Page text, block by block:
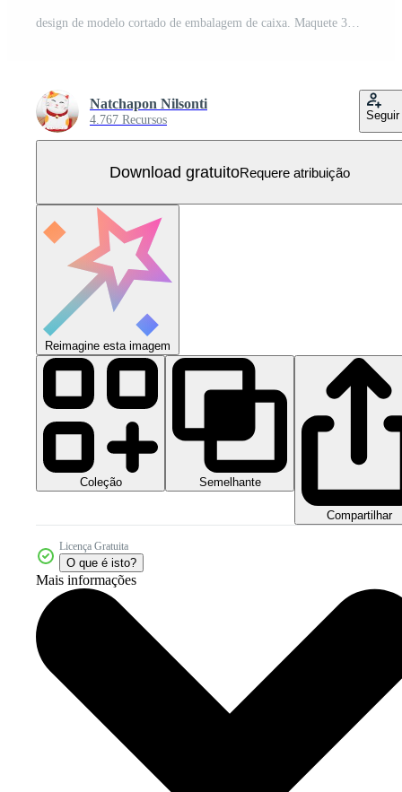
design de modelo cortado de embalagem de caixa. Maquete 3D Vetor Grátis
Natchapon Nilsonti
4.767 Recursos Seguir
Download gratuitoRequere atribuição
Reimagine esta imagem
Coleção Semelhante
Compartilhar
Licença Gratuita
O que é isto?
Mais informações